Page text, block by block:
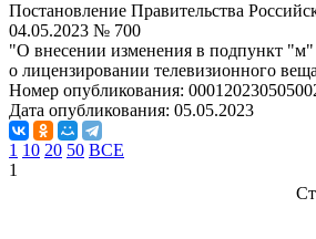
Постановление Правительства
04.05.2023 № 700
"О внесении изменения в подпункт
о лицензировании телевизионного
Номер опубликования:
Дата опубликования: 05.05.2023
1 10 20 50 ВСЕ
1